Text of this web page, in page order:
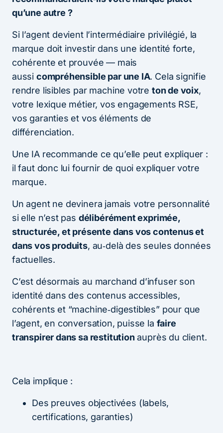
qu’une autre ?
Si l’agent devient l’intermédiaire privilégié, la
marque doit investir dans une identité forte,
cohérente et prouvée — mais
aussi compréhensible par une IA. Cela signifie
rendre lisibles par machine votre ton de voix,
votre lexique métier, vos engagements RSE,
vos garanties et vos éléments de
différenciation.
Une IA recommande ce qu’elle peut expliquer :
il faut donc lui fournir de quoi expliquer votre
marque.
Un agent ne devinera jamais votre personnalité
si elle n’est pas délibérément exprimée,
structurée, et présente dans vos contenus et
dans vos produits, au‑delà des seules données
factuelles.
C’est désormais au marchand d’infuser son
identité dans des contenus accessibles,
cohérents et “machine‑digestibles” pour que
l’agent, en conversation, puisse la faire
transpirer dans sa restitution auprès du client.
Cela implique :
Des preuves objectivées (labels,
certifications, garanties)